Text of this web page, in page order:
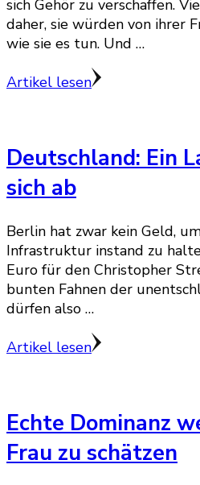
sich Gehör zu verschaffen.
daher, sie würden von ihrer
wie sie es tun. Und …
Artikel lesen
Deutschland: Ein
sich ab
Berlin hat zwar kein Geld,
Infrastruktur instand zu
Euro für den Christopher
bunten Fahnen der
dürfen also …
Artikel lesen
Echte Dominanz
Frau zu schätzen